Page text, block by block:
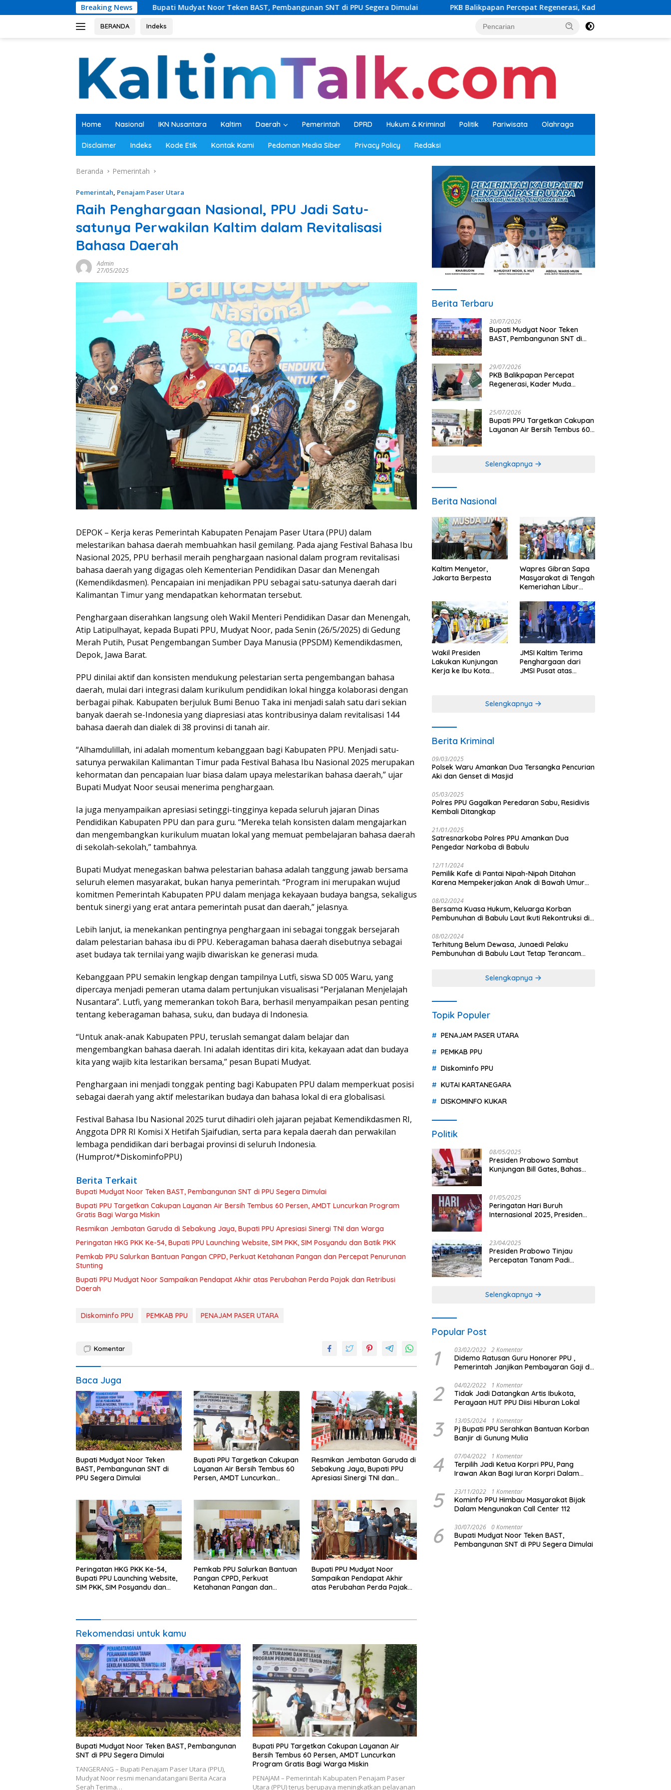
ke
Breaking News
Bupati Mudyat Noor Teken BAST, Pembangunan SNT di PPU Segera Dimulai PKB Balikpapan Percepat Regenerasi, Kader Muda Diprioritaskan Pimpin Struktur
BERANDA Indeks
Home Nasional IKN Nusantara Kaltim Daerah Pemerintah DPRD Hukum & Kriminal Politik Pariwisata Olahraga
Disclaimer Indeks Kode Etik Kontak Kami Pedoman Media Siber Privacy Policy Redaksi
Beranda Pemerintah
Pemerintah, Penajam Paser Utara
Raih Penghargaan Nasional, PPU Jadi Satu-
satunya Perwakilan Kaltim dalam Revitalisasi
Bahasa Daerah
Admin
27/05/2025
DEPOK – Kerja keras Pemerintah Kabupaten Penajam Paser Utara (PPU) dalam
melestarikan bahasa daerah membuahkan hasil gemilang. Pada ajang Festival Bahasa Ibu
Nasional 2025, PPU berhasil meraih penghargaan nasional dalam program revitalisasi
bahasa daerah yang digagas oleh Kementerian Pendidikan Dasar dan Menengah
(Kemendikdasmen). Pencapaian ini menjadikan PPU sebagai satu-satunya daerah dari
Kalimantan Timur yang mendapatkan kehormatan tersebut.
Penghargaan diserahkan langsung oleh Wakil Menteri Pendidikan Dasar dan Menengah,
Atip Latipulhayat, kepada Bupati PPU, Mudyat Noor, pada Senin (26/5/2025) di Gedung
Merah Putih, Pusat Pengembangan Sumber Daya Manusia (PPSDM) Kemendikdasmen,
Depok, Jawa Barat.
PPU dinilai aktif dan konsisten mendukung pelestarian serta pengembangan bahasa
daerah, mulai dari integrasi dalam kurikulum pendidikan lokal hingga kolaborasi dengan
berbagai pihak. Kabupaten berjuluk Bumi Benuo Taka ini menjadi salah satu dari sekian
banyak daerah se-Indonesia yang diapresiasi atas kontribusinya dalam revitalisasi 144
bahasa daerah dan dialek di 38 provinsi di tanah air.
“Alhamdulillah, ini adalah momentum kebanggaan bagi Kabupaten PPU. Menjadi satu-
satunya perwakilan Kalimantan Timur pada Festival Bahasa Ibu Nasional 2025 merupakan
kehormatan dan pencapaian luar biasa dalam upaya melestarikan bahasa daerah,” ujar
Bupati Mudyat Noor seusai menerima penghargaan.
Ia juga menyampaikan apresiasi setinggi-tingginya kepada seluruh jajaran Dinas
Pendidikan Kabupaten PPU dan para guru. “Mereka telah konsisten dalam mengajarkan
dan mengembangkan kurikulum muatan lokal yang memuat pembelajaran bahasa daerah
di sekolah-sekolah,” tambahnya.
Bupati Mudyat menegaskan bahwa pelestarian bahasa adalah tanggung jawab bersama
seluruh elemen masyarakat, bukan hanya pemerintah. “Program ini merupakan wujud
komitmen Pemerintah Kabupaten PPU dalam menjaga kekayaan budaya bangsa, sekaligus
bentuk sinergi yang erat antara pemerintah pusat dan daerah,” jelasnya.
Lebih lanjut, ia menekankan pentingnya penghargaan ini sebagai tonggak bersejarah
dalam pelestarian bahasa ibu di PPU. Keberagaman bahasa daerah disebutnya sebagai
aset budaya tak ternilai yang wajib diwariskan ke generasi muda.
Kebanggaan PPU semakin lengkap dengan tampilnya Lutfi, siswa SD 005 Waru, yang
dipercaya menjadi pemeran utama dalam pertunjukan visualisasi “Perjalanan Menjelajah
Nusantara”. Lutfi, yang memerankan tokoh Bara, berhasil menyampaikan pesan penting
tentang keberagaman bahasa, suku, dan budaya di Indonesia.
“Untuk anak-anak Kabupaten PPU, teruslah semangat dalam belajar dan
mengembangkan bahasa daerah. Ini adalah identitas diri kita, kekayaan adat dan budaya
kita yang wajib kita lestarikan bersama,” pesan Bupati Mudyat.
Penghargaan ini menjadi tonggak penting bagi Kabupaten PPU dalam memperkuat posisi
sebagai daerah yang aktif melestarikan budaya dan bahasa lokal di era globalisasi.
Festival Bahasa Ibu Nasional 2025 turut dihadiri oleh jajaran pejabat Kemendikdasmen RI,
Anggota DPR RI Komisi X Hetifah Sjaifudian, serta para kepala daerah dan perwakilan
lembaga pendidikan dari berbagai provinsi di seluruh Indonesia.
(Humprot/*DiskominfoPPU)
Berita Terkait
Bupati Mudyat Noor Teken BAST, Pembangunan SNT di PPU Segera Dimulai
Bupati PPU Targetkan Cakupan Layanan Air Bersih Tembus 60 Persen, AMDT Luncurkan Program
Gratis Bagi Warga Miskin
Resmikan Jembatan Garuda di Sebakung Jaya, Bupati PPU Apresiasi Sinergi TNI dan Warga
Peringatan HKG PKK Ke-54, Bupati PPU Launching Website, SIM PKK, SIM Posyandu dan Batik PKK
Pemkab PPU Salurkan Bantuan Pangan CPPD, Perkuat Ketahanan Pangan dan Percepat Penurunan
Stunting
Bupati PPU Mudyat Noor Sampaikan Pendapat Akhir atas Perubahan Perda Pajak dan Retribusi
Daerah
Diskominfo PPU PEMKAB PPU PENAJAM PASER UTARA
Komentar
Baca Juga
Bupati Mudyat Noor Teken
BAST, Pembangunan SNT di
PPU Segera Dimulai
Bupati PPU Targetkan Cakupan
Layanan Air Bersih Tembus 60
Persen, AMDT Luncurkan
Resmikan Jembatan Garuda di
Sebakung Jaya, Bupati PPU
Apresiasi Sinergi TNI dan
Peringatan HKG PKK Ke-54,
Bupati PPU Launching Website,
SIM PKK, SIM Posyandu dan
Pemkab PPU Salurkan Bantuan
Pangan CPPD, Perkuat
Ketahanan Pangan dan
Bupati PPU Mudyat Noor
Sampaikan Pendapat Akhir
atas Perubahan Perda Pajak
Rekomendasi untuk kamu
Bupati Mudyat Noor Teken BAST, Pembangunan
SNT di PPU Segera Dimulai
TANGERANG – Bupati Penajam Paser Utara (PPU),
Mudyat Noor resmi menandatangani Berita Acara
Serah Terima…
Bupati PPU Targetkan Cakupan Layanan Air
Bersih Tembus 60 Persen, AMDT Luncurkan
Program Gratis Bagi Warga Miskin
PENAJAM – Pemerintah Kabupaten Penajam Paser
Utara (PPU) terus berupaya meningkatkan pelayanan
Berita Terbaru
30/07/2026
Bupati Mudyat Noor Teken
BAST, Pembangunan SNT di
29/07/2026
PKB Balikpapan Percepat
Regenerasi, Kader Muda
25/07/2026
Bupati PPU Targetkan Cakupan
Layanan Air Bersih Tembus 60
Selengkapnya
Berita Nasional
Kaltim Menyetor,
Jakarta Berpesta
Wapres Gibran Sapa
Masyarakat di Tengah
Kemeriahan Libur
Wakil Presiden
Lakukan Kunjungan
Kerja ke Ibu Kota
JMSI Kaltim Terima
Penghargaan dari
JMSI Pusat atas
Jurnalistik
Selengkapnya
Berita Kriminal
09/03/2025
Polsek Waru Amankan Dua Tersangka Pencurian
Aki dan Genset di Masjid
05/03/2025
Polres PPU Gagalkan Peredaran Sabu, Residivis
Kembali Ditangkap
21/01/2025
Satresnarkoba Polres PPU Amankan Dua
Pengedar Narkoba di Babulu
12/11/2024
Pemilik Kafe di Pantai Nipah-Nipah Ditahan
Karena Mempekerjakan Anak di Bawah Umur
08/02/2024
Bersama Kuasa Hukum, Keluarga Korban
Pembunuhan di Babulu Laut Ikuti Rekontruksi di
08/02/2024
Terhitung Belum Dewasa, Junaedi Pelaku
Pembunuhan di Babulu Laut Tetap Terancam
Selengkapnya
Topik Populer
PENAJAM PASER UTARA
PEMKAB PPU
Diskominfo PPU
KUTAI KARTANEGARA
DISKOMINFO KUKAR
Politik
08/05/2025
Presiden Prabowo Sambut
Kunjungan Bill Gates, Bahas
Pertanian di Indonesia
01/05/2025
Peringatan Hari Buruh
Internasional 2025, Presiden
23/04/2025
Presiden Prabowo Tinjau
Percepatan Tanam Padi
Selengkapnya
Popular Post
1 03/02/2022 2 Komentar
Didemo Ratusan Guru Honorer PPU ,
Pemerintah Janjikan Pembayaran Gaji di
2 04/02/2022 1 Komentar
Tidak Jadi Datangkan Artis Ibukota,
Perayaan HUT PPU Diisi Hiburan Lokal
3 13/05/2024 1 Komentar
Pj Bupati PPU Serahkan Bantuan Korban
Banjir di Gunung Mulia
4 07/04/2022 1 Komentar
Terpilih Jadi Ketua Korpri PPU, Pang
Irawan Akan Bagi Iuran Korpri Dalam
5 23/11/2022 1 Komentar
Kominfo PPU Himbau Masyarakat Bijak
Dalam Mengunakan Call Center 112
6 30/07/2026 0 Komentar
Bupati Mudyat Noor Teken BAST,
Pembangunan SNT di PPU Segera Dimulai